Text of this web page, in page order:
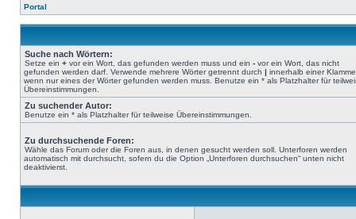
Portal
Suche nach Wörtern:
Setze ein + vor ein Wort, das gefunden werden muss und ein - vor ein Wort, das nicht
gefunden werden darf. Verwende mehrere Wörter getrennt durch | innerhalb einer
wenn nur eines der Wörter gefunden werden muss. Benutze ein * als Platzhalter für
Übereinstimmungen.
Zu suchender Autor:
Benutze ein * als Platzhalter für teilweise Übereinstimmungen.
Zu durchsuchende Foren:
Wähle das Forum oder die Foren aus, in denen gesucht werden soll. Unterforen werden
automatisch mit durchsucht, sofern du die Option „Unterforen durchsuchen“ unten nicht
deaktivierst.